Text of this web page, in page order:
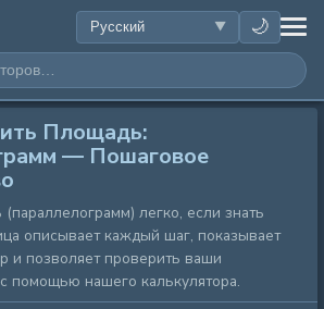
🌙
Площадь:
— Пошаговое
легко, если знать
описывает каждый шаг, показывает
и позволяет проверить ваши
помощью нашего калькулятора.